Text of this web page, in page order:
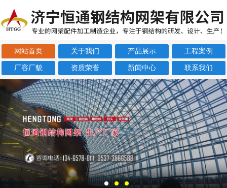
网站首页 关于我们 产品展示 工程案例
厂容厂貌 资质荣誉 新闻中心 联系我们